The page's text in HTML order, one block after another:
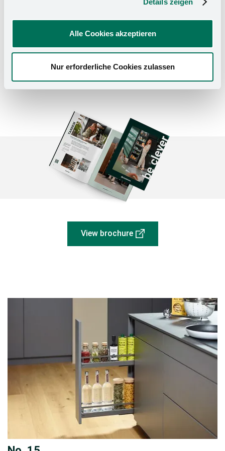
Alle Cookies akzeptieren
Nur erforderliche Cookies zulassen
Kesseböhmer DISPENSA junior slim base unit
especially space-saving solution for easy
organisation in the kitchen.
View brochure